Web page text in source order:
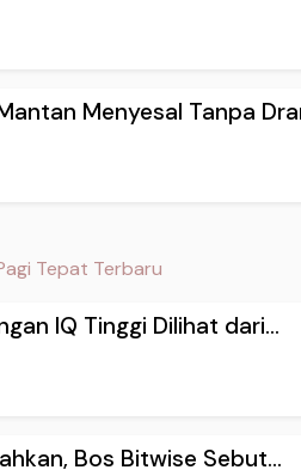
Menyesal Tanpa
Tepat Terbaru
IQ Tinggi Dilihat dari...
Bos Bitwise Sebut...